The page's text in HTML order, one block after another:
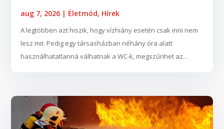
aug 7, 2026 | Életmód, Hírek
A legtöbben azt hiszik, hogy vízhiány esetén csak inni nem
lesz mit. Pedig egy társasházban néhány óra alatt
használhatatlanná válhatnak a WC-k, megszűnhet az...